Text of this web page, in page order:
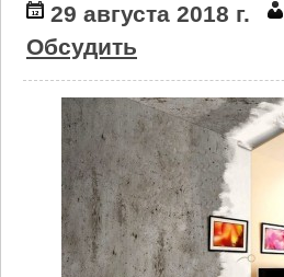
29 августа 2018 г.
Обсудить